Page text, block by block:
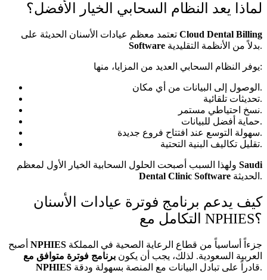
لماذا يعد النظام السحابي الخيار الأفضل؟
Cloud Dental Billing
Software
بدلاً من الأنظمة التقليدية.
يوفر النظام السحابي العديد من المزايا، منها:
الوصول إلى البيانات من أي مكان.
تحديثات تلقائية.
نسخ احتياطي مستمر.
حماية أفضل للبيانات.
سهولة التوسع عند افتتاح فروع جديدة.
تقليل تكاليف البنية التحتية.
Saudi
Dental Clinic Software
الحديثة.
كيف يدعم برنامج فوترة عيادات الأسنان
التكامل مع NPHIES؟
NPHIES
العربية السعودية. لذلك، يجب أن يكون برنامج فوترة متوافق مع
NPHIES
قادراً على تبادل البيانات مع المنصة بسهولة ودقة.